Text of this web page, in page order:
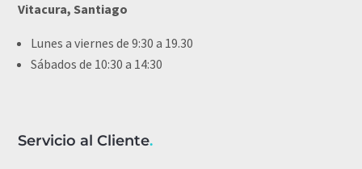
Vitacura, Santiago
Lunes a viernes de 9:30 a 19.30
Sábados de 10:30 a 14:30
Servicio al Cliente.